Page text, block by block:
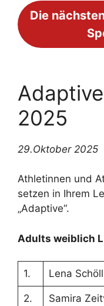
Die
2025
29.Oktober 2025
Athletinnen und
setzen in Ihrem
„Adaptive“.
Adults weiblich
1. Lena
2. Samira